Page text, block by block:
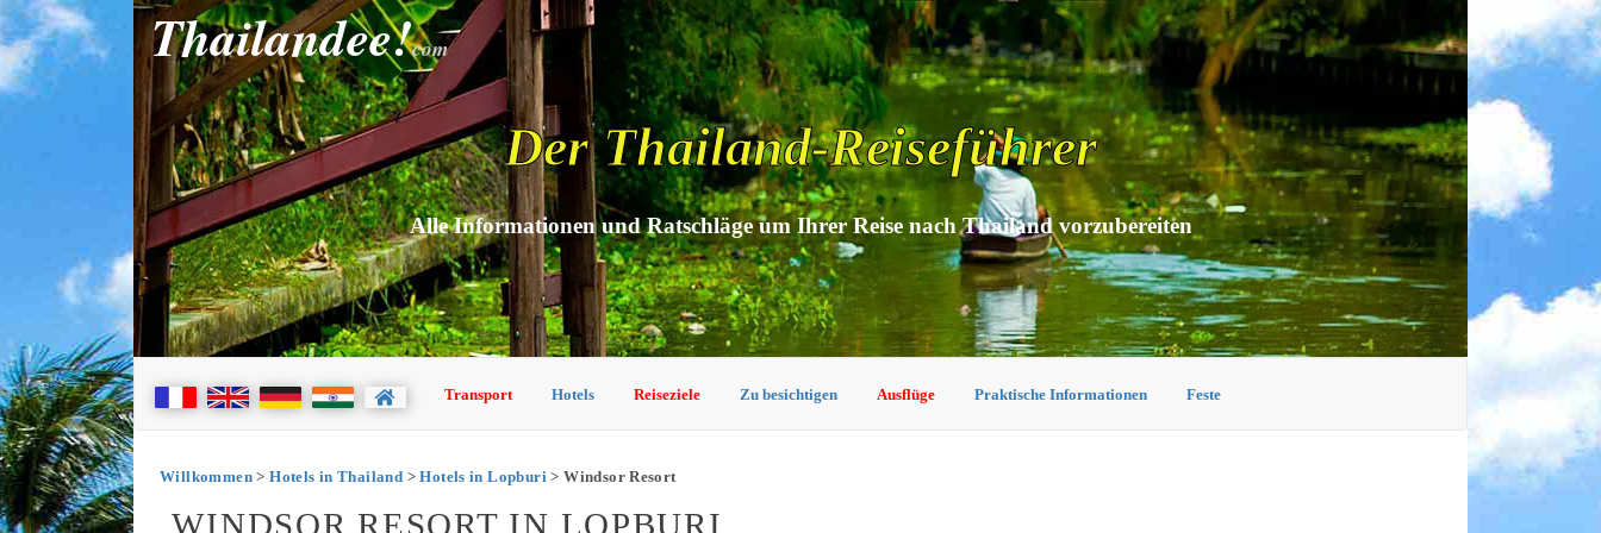
Thailandee!com
Der Thailand-Reiseführer
Alle Informationen und Ratschläge um Ihrer Reise nach Thailand vorzubereiten
Transport Hotels Reiseziele Zu besichtigen Ausflüge Praktische Informationen Feste
Willkommen>Hotels in Thailand >Hotels in Lopburi > Windsor Resort
WINDSOR RESORT IN LOPBURI